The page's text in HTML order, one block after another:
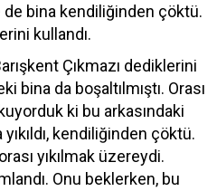
bina kendiliğinden çöktü.
kullandı.
Çıkmazı dediklerini
bina da boşaltılmıştı. Orası
ki bu arkasındaki
kendiliğinden çöktü.
yıkılmak üzereydi.
Onu beklerken, bu